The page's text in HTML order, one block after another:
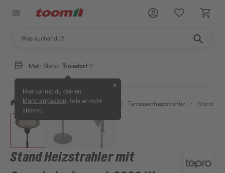
Mein Markt: Troisdorf
Hier kannst du deinen
Markt anpassen , falls er nicht
stimmt.
✕
/ Bauen & Renovieren / Heizen / Terrassenheizstrahler / Stand
Stand Heizstrahler mit